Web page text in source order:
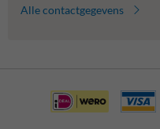
Alle contactgegevens